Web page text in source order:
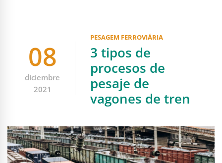
08
diciembre
2021
PESAGEM FERROVIÁRIA
3 tipos de
procesos de
pesaje de
vagones de tren